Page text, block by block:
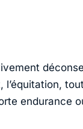
l’équitation,
endurance